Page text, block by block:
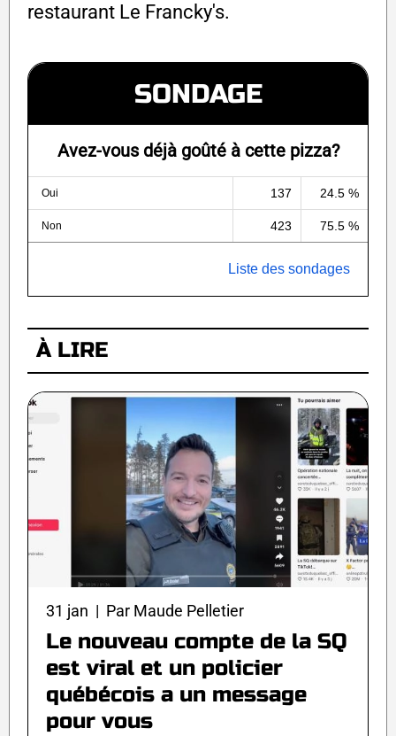
restaurant Le Francky's.
SONDAGE
Avez-vous déjà goûté à cette pizza?
Oui 137 24.5 %
Non 423 75.5 %
Liste des sondages
À LIRE
31 jan | Par Maude Pelletier
Le nouveau compte de la SQ
est viral et un policier
québécois a un message
pour vous